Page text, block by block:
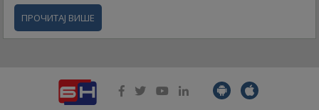
ПРОЧИТАЈ ВИШЕ